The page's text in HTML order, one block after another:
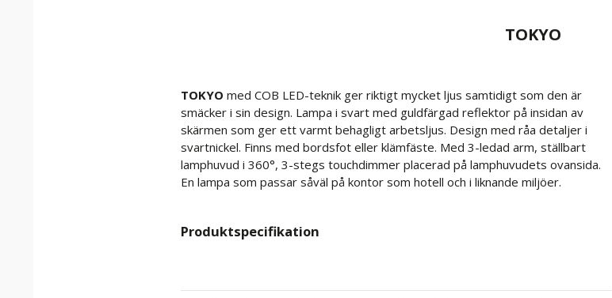
TOKYO
TOKYO med COB LED-teknik ger riktigt mycket ljus samtidigt som den är
smäcker i sin design. Lampa i svart med guldfärgad reflektor på insidan av
skärmen som ger ett varmt behagligt arbetsljus. Design med råa detaljer i
svartnickel. Finns med bordsfot eller klämfäste. Med 3-ledad arm, ställbart
lamphuvud i 360°, 3-stegs touchdimmer placerad på lamphuvudets ovansida.
En lampa som passar såväl på kontor som hotell och i liknande miljöer.
Produktspecifikation